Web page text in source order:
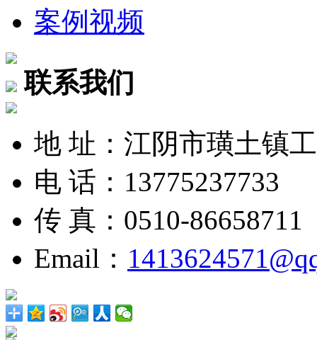
案例视频
联系我们
地 址：江阴市璜土镇
电 话：13775237733
传 真：0510-86658711
Email：